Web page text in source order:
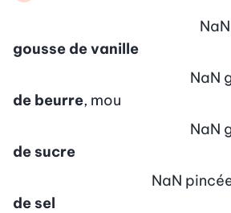
gousse de vanille
NaN
de beurre, mou
NaN
de sucre
NaN
de sel
NaN